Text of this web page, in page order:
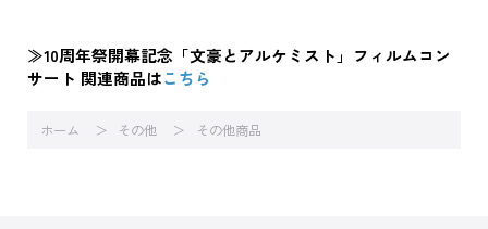
≫10周年祭開幕記念「文豪とアルケミスト」フィルムコン
サート 関連商品はこちら
ホーム その他 その他商品